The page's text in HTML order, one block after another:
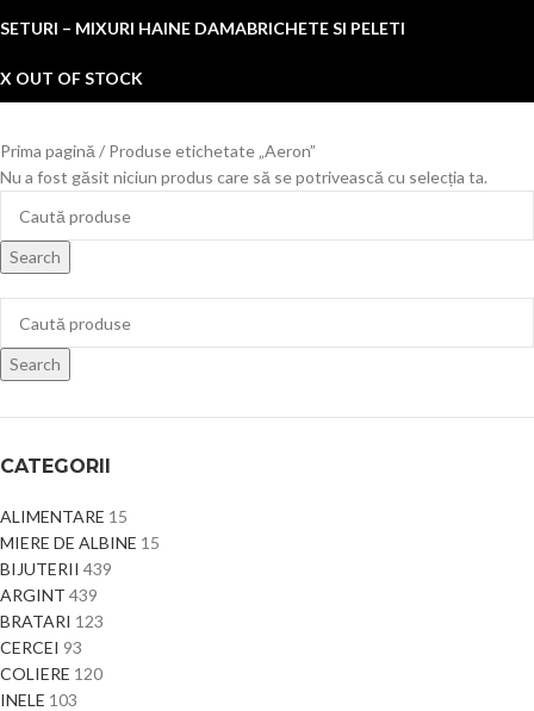
SETURI – MIXURI HAINE DAMABRICHETE SI PELETI
X OUT OF STOCK
Search
CATEGORII
ALIMENTARE 15
MIERE DE ALBINE 15
BIJUTERII 439
ARGINT 439
BRATARI 123
CERCEI 93
COLIERE 120
INELE 103
Prima pagină
Produse etichetate „Aeron”
Nu a fost găsit niciun produs care să se potrivească cu selecția ta.
Search